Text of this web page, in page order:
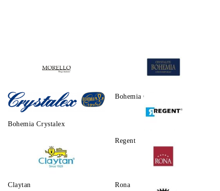
Morello Bohemia Crystalite
Bohemia Crystalex
Regent
Claytаn Rona